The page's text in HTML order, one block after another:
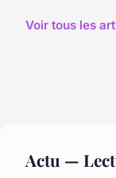
Voir tous les
Actu —